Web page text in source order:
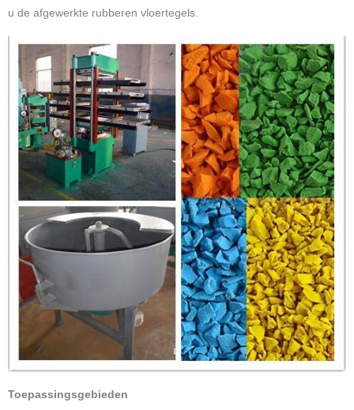
u de afgewerkte rubberen vloertegels.
Toepassingsgebieden